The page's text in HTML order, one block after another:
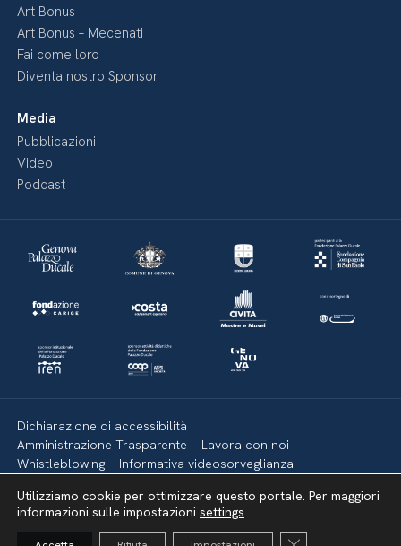
Art Bonus
Art Bonus – Mecenati
Fai come loro
Diventa nostro Sponsor
Media
Pubblicazioni
Video
Podcast
Dichiarazione di accessibilità
Amministrazione Trasparente
Lavora con noi
Whistleblowing
Informativa videosorveglianza
Mappa del sito
Utilizziamo cookie per ottimizzare questo portale. Per maggiori
informazioni sulle impostazioni settings
Close GDPR